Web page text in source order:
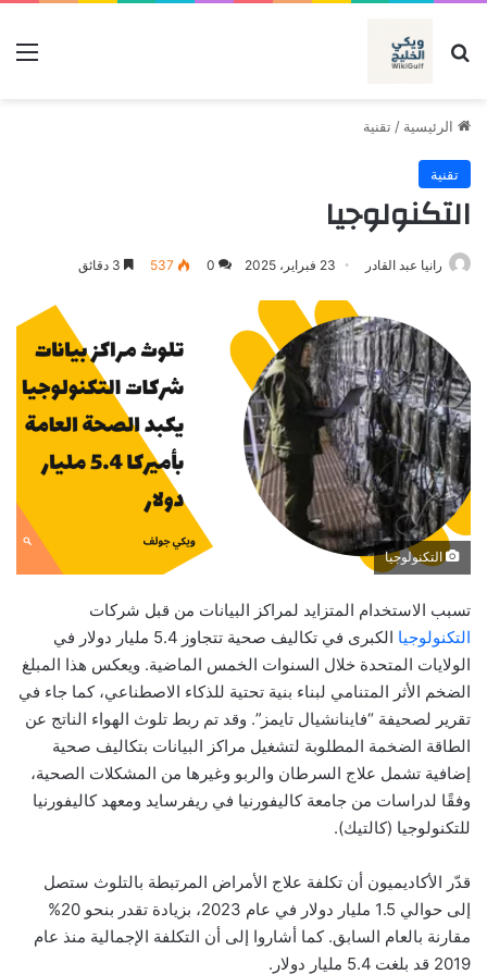
بحث عن
الرئيسية / تقنية
تقنية
التكنولوجيا
رانيا عبد القادر 23 فبراير، 2025 0
537
التكنولوجيا
تسبب الاستخدام المتزايد لمراكز البيانات من قبل شركات
التكنولوجيا
الكبرى في تكاليف صحية تتجاوز 5.4 مليار دولار في
الولايات المتحدة خلال السنوات الخمس الماضية. ويعكس هذا المبلغ
الضخم الأثر المتنامي لبناء بنية تحتية للذكاء الاصطناعي، كما جاء في
تقرير لصحيفة “فاينانشيال تايمز”. وقد تم ربط تلوث الهواء الناتج عن
الطاقة الضخمة المطلوبة لتشغيل مراكز البيانات بتكاليف صحية
إضافية تشمل علاج السرطان والربو وغيرها من المشكلات الصحية،
وفقًا لدراسات من جامعة كاليفورنيا في ريفرسايد ومعهد كاليفورنيا
للتكنولوجيا (كالتيك).
قدّر الأكاديميون أن تكلفة علاج الأمراض المرتبطة بالتلوث ستصل
إلى حوالي 1.5 مليار دولار في عام 2023، بزيادة تقدر بنحو 20%
مقارنة بالعام السابق. كما أشاروا إلى أن التكلفة الإجمالية منذ عام
2019 قد بلغت 5.4 مليار دولار.